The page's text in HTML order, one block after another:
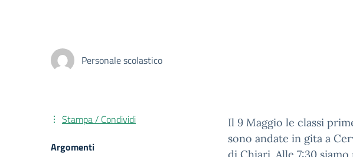
Personale scolastico
Il 9 Maggio le classi
sono andate in gita a
Stampa / Condividi
Argomenti